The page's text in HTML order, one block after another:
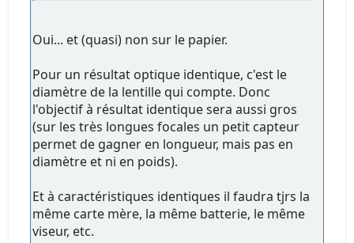
Oui... et (quasi) non sur le papier.
Pour un résultat optique identique, c'est le
diamètre de la lentille qui compte. Donc
l'objectif à résultat identique sera aussi gros
(sur les très longues focales un petit capteur
permet de gagner en longueur, mais pas en
diamètre et ni en poids).
Et à caractéristiques identiques il faudra tjrs la
même carte mère, la même batterie, le même
viseur, etc.